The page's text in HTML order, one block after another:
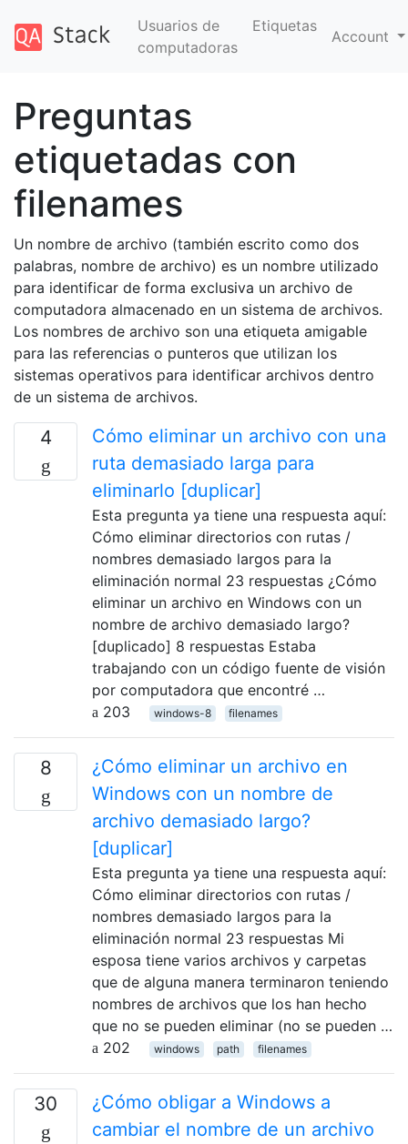
Usuarios de
computadoras
Etiquetas
Account
Preguntas
etiquetadas con
filenames
Un nombre de archivo (también escrito como dos
palabras, nombre de archivo) es un nombre utilizado
para identificar de forma exclusiva un archivo de
computadora almacenado en un sistema de archivos.
Los nombres de archivo son una etiqueta amigable
para las referencias o punteros que utilizan los
sistemas operativos para identificar archivos dentro
de un sistema de archivos.
4
Cómo eliminar un archivo con una
ruta demasiado larga para
eliminarlo [duplicar]
Esta pregunta ya tiene una respuesta aquí:
Cómo eliminar directorios con rutas /
nombres demasiado largos para la
eliminación normal 23 respuestas ¿Cómo
eliminar un archivo en Windows con un
nombre de archivo demasiado largo?
[duplicado] 8 respuestas Estaba
trabajando con un código fuente de visión
por computadora que encontré …
203
windows-8 filenames
8
¿Cómo eliminar un archivo en
Windows con un nombre de
archivo demasiado largo?
[duplicar]
Esta pregunta ya tiene una respuesta aquí:
Cómo eliminar directorios con rutas /
nombres demasiado largos para la
eliminación normal 23 respuestas Mi
esposa tiene varios archivos y carpetas
que de alguna manera terminaron teniendo
nombres de archivos que los han hecho
que no se pueden eliminar (no se pueden …
202
windows path filenames
30
¿Cómo obligar a Windows a
cambiar el nombre de un archivo